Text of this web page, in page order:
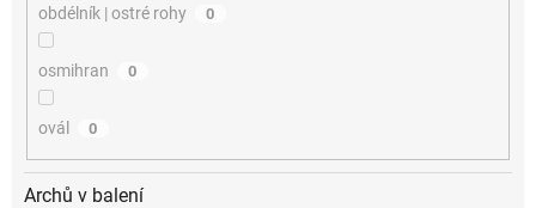
obdélník | ostré rohy 0
osmihran 0
ovál 0
Archů v balení